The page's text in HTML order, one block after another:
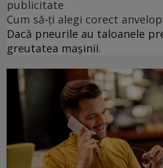
publicitate
Cum să-ți alegi corect
Dacă pneurile au taloanele
greutatea mașinii.